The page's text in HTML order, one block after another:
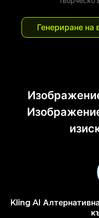
Генериране на
Kling AI